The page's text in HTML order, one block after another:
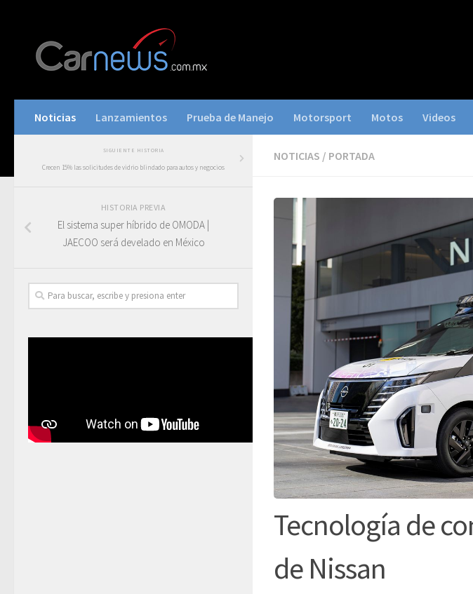
Noticias Lanzamientos Prueba de Manejo Motorsport Motos Videos
NOTICIAS / PORTADA
Tecnología de
de Nissan
SIGUIENTE HISTORIA
Crecen 15% las solicitudes de vidrio blindado para autos y negocios
HISTORIA PREVIA
El sistema super híbrido de OMODA |
JAECOO será develado en México